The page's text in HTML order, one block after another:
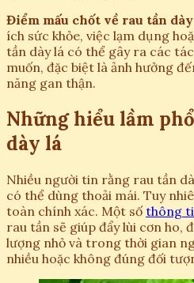
Điểm mấu chốt về rau tần
ích sức khỏe, việc lạm dụng
tần dày lá có thể gây ra các
muốn, đặc biệt là ảnh hưởng
năng gan thận.
Những hiểu lầm
dày lá
Nhiều người tin rằng rau tần
có thể dùng thoải mái. Tuy
toàn chính xác. Một sốthông
rau tần sẽ giúp đẩy lùi cơn ho,
lượng nhỏ và trong thời gian
nhiều hoặc không đúng đối